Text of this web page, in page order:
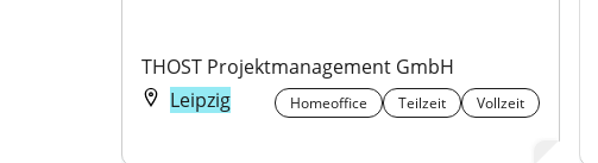
THOST Projektmanagement GmbH
Leipzig
Homeoffice Teilzeit Vollzeit